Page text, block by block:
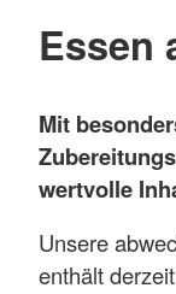
Essen
Mit
wertvolle
Unsere
enthält derzeit